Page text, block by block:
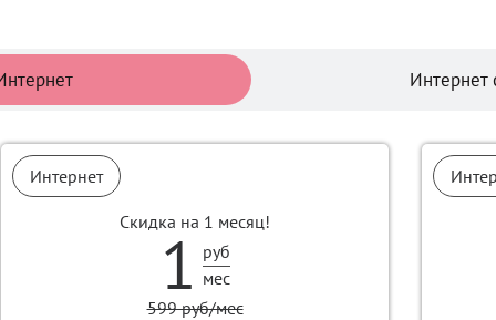
Интернет
Тарифы
Интернет
Скидка на 1 месяц!
1 руб
мес
599 руб/мес